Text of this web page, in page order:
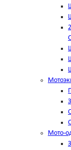
Мото-